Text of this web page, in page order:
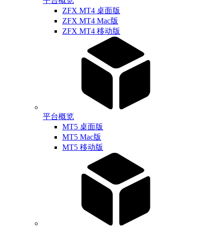
ZFX MT4 桌面版
ZFX MT4 Mac版
ZFX MT4 移动版
平台概览
MT5 桌面版
MT5 Mac版
MT5 移动版